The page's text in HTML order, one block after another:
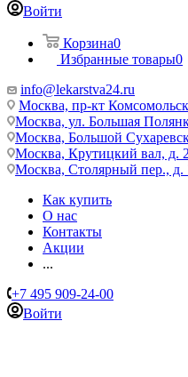
Войти
Корзина0
Избранные товары0
info@lekarstva24.ru
Москва, пр-кт
Москва, ул. Большая
Москва, Большой
Москва, Крутицкий вал, д.
Москва, Столярный пер., д.
Как купить
О нас
Контакты
Акции
...
+7 495 909-24-00
Войти